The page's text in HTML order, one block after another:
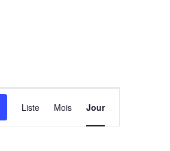
DE
Liste Mois Jour